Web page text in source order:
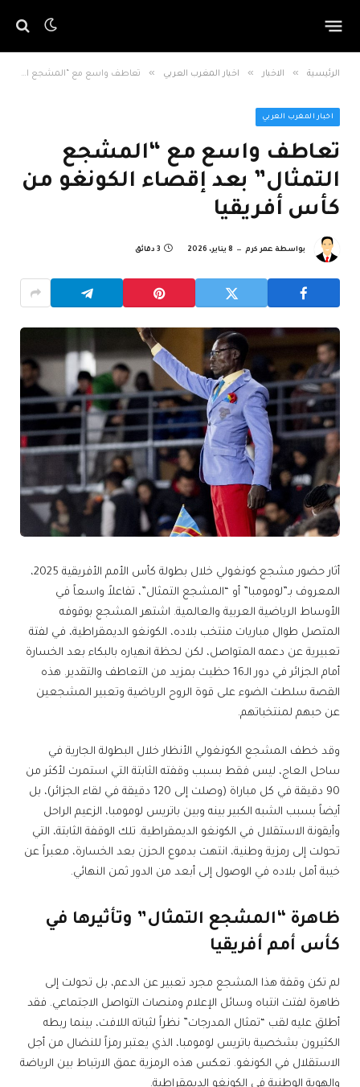
الرئيسية » الاخبار » اخبار المغرب العربي » تعاطف واسع مع “المشجع التمثال” بعد إقصاء الكونغو من كأس أفريقيا
اخبار المغرب العربي
تعاطف واسع مع “المشجع
التمثال” بعد إقصاء الكونغو من
كأس أفريقيا
بواسطة عمر كرم 8 يناير، 2026 3 دقائق
أثار حضور مشجع كونغولي خلال بطولة كأس الأمم الأفريقية 2025،
المعروف بـ”لومومبا” أو “المشجع التمثال”، تفاعلاً واسعاً في
الأوساط الرياضية العربية والعالمية. اشتهر المشجع بوقوفه
المتصل طوال مباريات منتخب بلاده، الكونغو الديمقراطية، في لفتة
تعبيرية عن دعمه المتواصل، لكن لحظة انهياره بالبكاء بعد الخسارة
أمام الجزائر في دور الـ16 حظيت بمزيد من التعاطف والتقدير. هذه
القصة سلطت الضوء على قوة الروح الرياضية وتعبير المشجعين
عن حبهم لمنتخباتهم.
وقد خطف المشجع الكونغولي الأنظار خلال البطولة الجارية في
ساحل العاج، ليس فقط بسبب وقفته الثابتة التي استمرت لأكثر من
90 دقيقة في كل مباراة (وصلت إلى 120 دقيقة في لقاء الجزائر)، بل
أيضاً بسبب الشبه الكبير بينه وبين باتريس لومومبا، الزعيم الراحل
وأيقونة الاستقلال في الكونغو الديمقراطية. تلك الوقفة الثابتة، التي
تحولت إلى رمزية وطنية، انتهت بدموع الحزن بعد الخسارة، معبراً عن
خيبة أمل بلاده في الوصول إلى أبعد من الدور ثمن النهائي.
ظاهرة “المشجع التمثال” وتأثيرها في
كأس أمم أفريقيا
لم تكن وقفة هذا المشجع مجرد تعبير عن الدعم، بل تحولت إلى
ظاهرة لفتت انتباه وسائل الإعلام ومنصات التواصل الاجتماعي. فقد
أطلق عليه لقب “تمثال المدرجات” نظراً لثباته اللافت، بينما ربطه
الكثيرون بشخصية باتريس لومومبا، الذي يعتبر رمزاً للنضال من أجل
الاستقلال في الكونغو. تعكس هذه الرمزية عمق الارتباط بين الرياضة
والهوية الوطنية في الكونغو الديمقراطية.